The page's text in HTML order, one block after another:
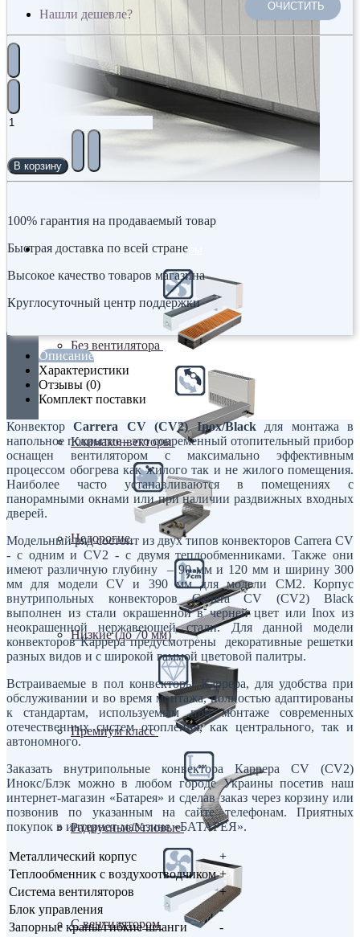
Внутрипольные конвекторы
Без вентилятора
Климаконвекторы
Недорогие
Низкие (до 70 мм)
Премиум класс
Радиусные/Угловые
С вентилятором
Нашли дешевле?
ОЧИСТИТЬ
В корзину
100% гарантия на продаваемый товар
Быстрая доставка по всей стране
Высокое качество товаров магазина
Круглосуточный центр поддержки
Описание
Характеристики
Отзывы (0)
Комплект поставки
КонвекторCarrera CV (CV2) Inox/Blackдля монтажа в
напольное покрытие - это современный отопительный прибор
оснащен вентилятором с максимально эффективным
процессом обогрева как жилого так и не жилого помещения.
Наиболее часто устанавливаются в помещениях с
панорамными окнами или при наличии раздвижных входных
дверей.
Модельный ряд состоит из двух типов конвекторов Carrera CV
- с одним и CV2 - с двумя теплообменниками. Также они
имеют различную глубину – 90 мм и 120 мм и ширину 300
мм для модели CV и 390 мм для модели СМ2. Корпус
внутрипольных конвекторов Carrera CV (CV2) Black
выполнен из стали окрашенной в черней цвет или Inox из
неокрашенной нержавеющей стали. Для данной модели
конвекторов Каррера предусмотрены декоративные решетки
разных видов и с широкой гаммой цветовой палитры.
Встраиваемые в пол конвекторы Каррера, для удобства при
обслуживании и во время монтажа, полностью адаптированы
к стандартам, используемым при монтаже современных
отечественных систем отопления, как центрального, так и
автономного.
Заказать внутрипольные конвектора Каррера CV (CV2)
Инокс/Блэк можно в любом городе Украины посетив наш
интернет-магазин «Батарея» и сделав заказ через корзину или
позвонив по указанным на сайте телефонам. Приятных
покупок в интернет-магазине «БАТАРЕЯ».
Металлический корпус
+
Теплообменник с воздухоотводчиком +
Система вентиляторов
+
Блок управления
-
Запорные краны/гибкие шланги
-